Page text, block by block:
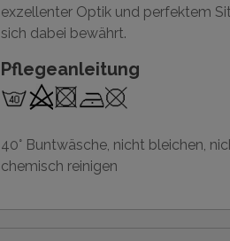
exzellenter Optik und perfektem
sich dabei bewährt.
Pflegeanleitung
40° Buntwäsche, nicht bleichen,
chemisch reinigen